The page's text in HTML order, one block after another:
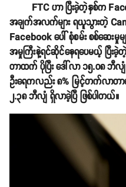
FTC ဟာ ပြီးခဲ့တဲ့နှစ်က
အချက်အလက်များ ရယူသွားတဲ့
Facebook ပေါ် စုံစမ်း စစ်ဆေးမှု
အမှုကြီးနဲ့ရင်ဆိုင်နေရပေမယ့် ပြီး
တာထက် ပိုပြီး ဒေါ်လာ ၁၅.၀၈
ဦးရေကလည်း ၈% မြင့်တက်လာတ
၂.၃၈ ဘီလျံ ရှိလာခဲ့ပြီ ဖြစ်ပါတယ်။